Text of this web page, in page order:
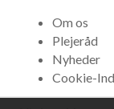
Om os
Plejeråd
Nyheder
Cookie-